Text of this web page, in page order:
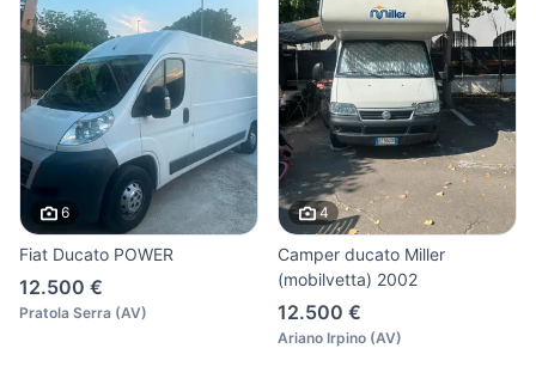
6
Fiat Ducato POWER
12.500 €
Pratola Serra (AV)
4
Camper ducato Miller
(mobilvetta) 2002
12.500 €
Ariano Irpino (AV)